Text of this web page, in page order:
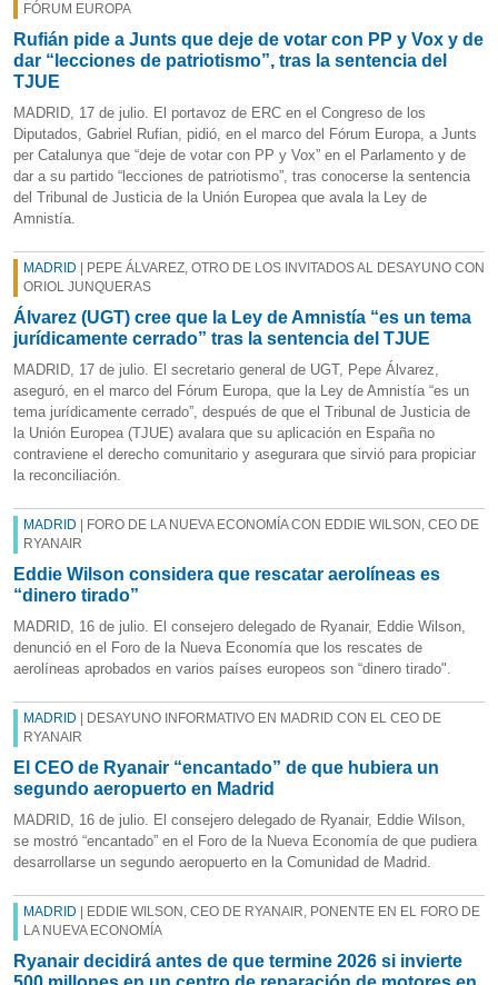
FÓRUM EUROPA
Rufián pide a Junts que deje de votar con PP y Vox y de
dar “lecciones de patriotismo”, tras la sentencia del
TJUE
MADRID, 17 de julio. El portavoz de ERC en el Congreso de los
Diputados, Gabriel Rufian, pidió, en el marco del Fórum Europa, a Junts
per Catalunya que “deje de votar con PP y Vox” en el Parlamento y de
dar a su partido “lecciones de patriotismo”, tras conocerse la sentencia
del Tribunal de Justicia de la Unión Europea que avala la Ley de
Amnistía.
MADRID | PEPE ÁLVAREZ, OTRO DE LOS INVITADOS AL DESAYUNO CON
ORIOL JUNQUERAS
Álvarez (UGT) cree que la Ley de Amnistía “es un tema
jurídicamente cerrado” tras la sentencia del TJUE
MADRID, 17 de julio. El secretario general de UGT, Pepe Álvarez,
aseguró, en el marco del Fórum Europa, que la Ley de Amnistía “es un
tema jurídicamente cerrado”, después de que el Tribunal de Justicia de
la Unión Europea (TJUE) avalara que su aplicación en España no
contraviene el derecho comunitario y asegurara que sirvió para propiciar
la reconciliación.
MADRID | FORO DE LA NUEVA ECONOMÍA CON EDDIE WILSON, CEO DE
RYANAIR
Eddie Wilson considera que rescatar aerolíneas es
“dinero tirado”
MADRID, 16 de julio. El consejero delegado de Ryanair, Eddie Wilson,
denunció en el Foro de la Nueva Economía que los rescates de
aerolíneas aprobados en varios países europeos son “dinero tirado".
MADRID | DESAYUNO INFORMATIVO EN MADRID CON EL CEO DE
RYANAIR
El CEO de Ryanair “encantado” de que hubiera un
segundo aeropuerto en Madrid
MADRID, 16 de julio. El consejero delegado de Ryanair, Eddie Wilson,
se mostró “encantado” en el Foro de la Nueva Economía de que pudiera
desarrollarse un segundo aeropuerto en la Comunidad de Madrid.
MADRID | EDDIE WILSON, CEO DE RYANAIR, PONENTE EN EL FORO DE
LA NUEVA ECONOMÍA
Ryanair decidirá antes de que termine 2026 si invierte